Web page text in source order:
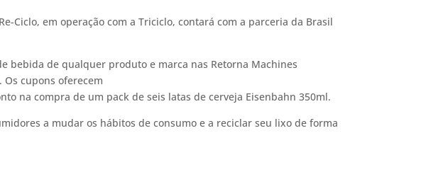
Ciclo, em operação com a Triciclo, contará com a parceria da Brasil
de qualquer produto e marca nas Retorna Machines
cupons oferecem
na compra de um pack de seis latas de cerveja Eisenbahn 350ml.
a mudar os hábitos de consumo e a reciclar seu lixo de forma